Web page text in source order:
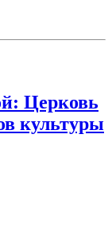
Церковь
культуры